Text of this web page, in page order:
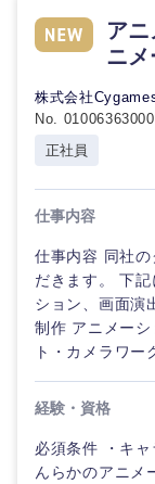
岐阜県
ア
ニメ
株式会社
No.
正社員
仕事内容
仕事内容 同社
だきます。 下
ション、画面演
制作 アニメー
ト・カメラワー
経験・資格
必須条件 ・キ
んらかのアニメ